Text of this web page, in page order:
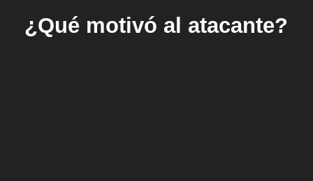
¿Qué motivó al atacante?